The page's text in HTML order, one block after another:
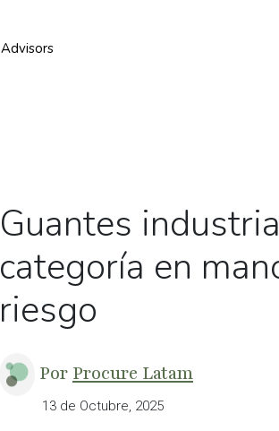
Advisors
Guantes
categoría en
riesgo
Por Procure Latam
13 de Octubre, 2025